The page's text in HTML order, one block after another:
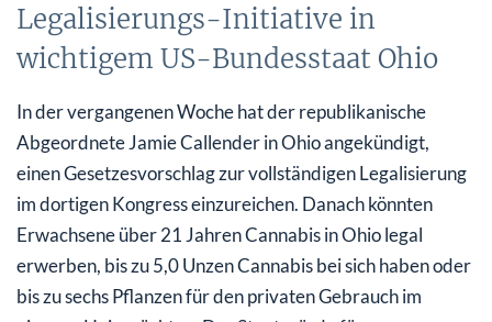
Legalisierungs-Initiative in
wichtigem US-Bundesstaat Ohio
In der vergangenen Woche hat der republikanische
Abgeordnete Jamie Callender in Ohio angekündigt,
einen Gesetzesvorschlag zur vollständigen Legalisierung
im dortigen Kongress einzureichen. Danach könnten
Erwachsene über 21 Jahren Cannabis in Ohio legal
erwerben, bis zu 5,0 Unzen Cannabis bei sich haben oder
bis zu sechs Pflanzen für den privaten Gebrauch im